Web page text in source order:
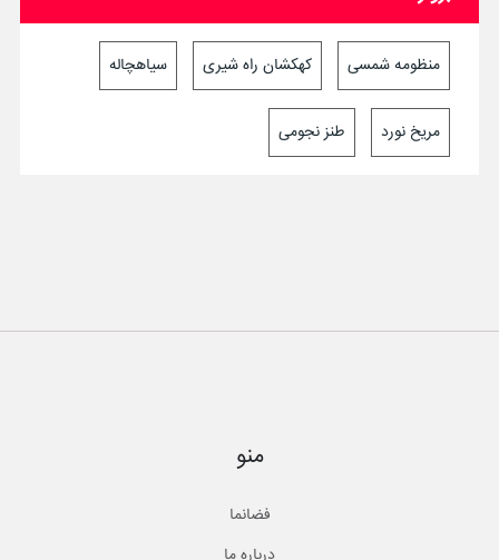
منظومه شمسی کهکشان راه شیری سیاهچاله
مریخ نورد طنز نجومی
منو
فضانما